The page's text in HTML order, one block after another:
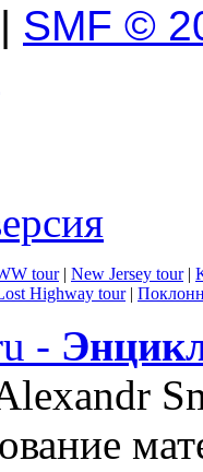
| SMF ©
tour| New Jersey tour|
Highway tour|
-